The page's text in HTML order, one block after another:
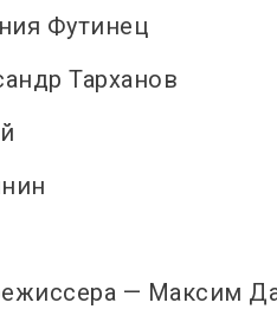
Футинец
Тарханов
— Максим